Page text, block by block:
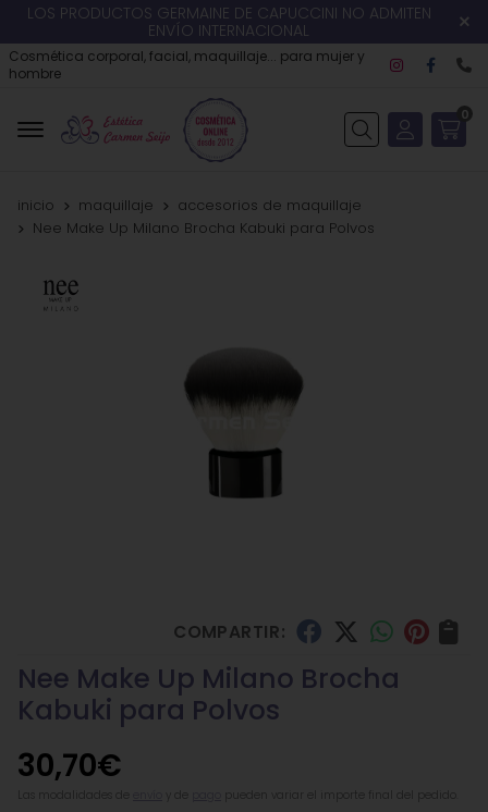
LOS PRODUCTOS GERMAINE DE CAPUCCINI NO ADMITEN
ENVÍO INTERNACIONAL
Cosmética corporal, facial, maquillaje... para mujer y
hombre
Buscar
0
inicio maquillaje
accesorios de maquillaje
Nee Make Up Milano Brocha Kabuki para Polvos
COMPARTIR:
Nee Make Up Milano Brocha
Kabuki para Polvos
30,70€
pueden variar el importe final del pedido.